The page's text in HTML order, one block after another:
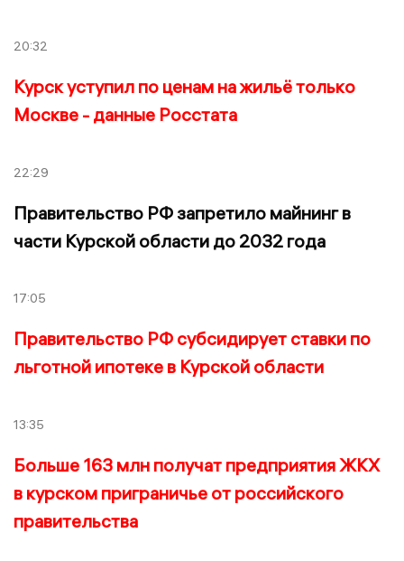
20:32
Курск уступил по ценам на жильё только
Москве - данные Росстата
22:29
Правительство РФ запретило майнинг в
части Курской области до 2032 года
17:05
Правительство РФ субсидирует ставки по
льготной ипотеке в Курской области
13:35
Больше 163 млн получат предприятия ЖКХ
в курском приграничье от российского
правительства